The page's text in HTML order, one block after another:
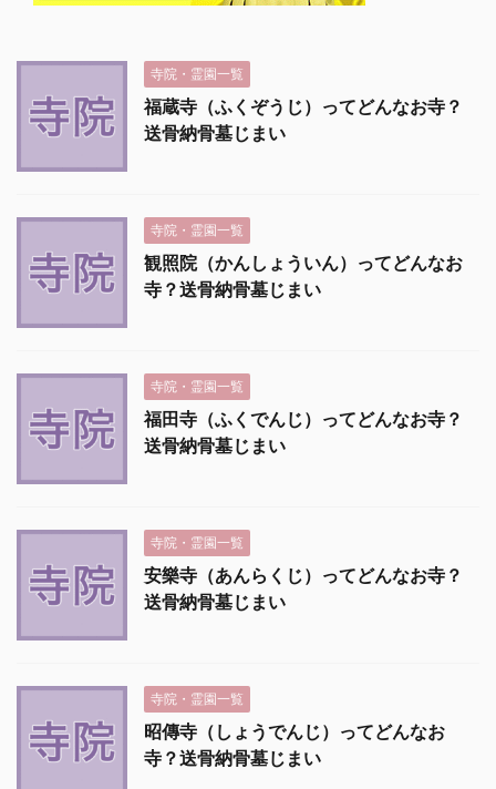
寺院・霊園一覧
福蔵寺（ふくぞうじ）ってどんなお寺？
送骨納骨墓じまい
寺院・霊園一覧
観照院（かんしょういん）ってどんなお
寺？送骨納骨墓じまい
寺院・霊園一覧
福田寺（ふくでんじ）ってどんなお寺？
送骨納骨墓じまい
寺院・霊園一覧
安樂寺（あんらくじ）ってどんなお寺？
送骨納骨墓じまい
寺院・霊園一覧
昭傳寺（しょうでんじ）ってどんなお
寺？送骨納骨墓じまい